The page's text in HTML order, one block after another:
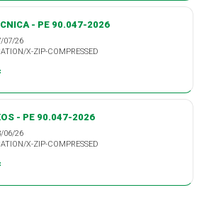
- PE 90.047-2026
07/26
X-ZIP-COMPRESSED
- PE 90.047-2026
06/26
X-ZIP-COMPRESSED